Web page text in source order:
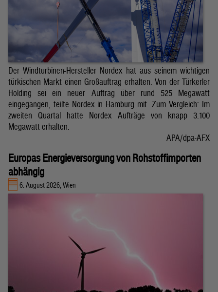
Der Windturbinen-Hersteller Nordex hat aus seinem wichtigen
türkischen Markt einen Großauftrag erhalten. Von der Türkerler
Holding sei ein neuer Auftrag über rund 525 Megawatt
eingegangen, teilte Nordex in Hamburg mit. Zum Vergleich: Im
zweiten Quartal hatte Nordex Aufträge von knapp 3.100
Megawatt erhalten.
APA/dpa-AFX
Europas Energieversorgung von Rohstoffimporten
abhängig
6. August 2026, Wien